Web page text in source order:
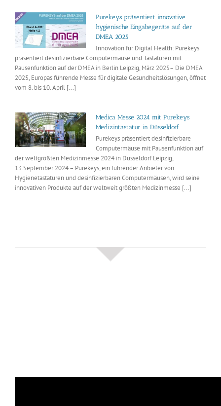
Purekeys präsentiert innovative
hygienische Eingabegeräte auf der
DMEA 2025
Innovation für Digital Health: Purekeys
präsentiert desinfizierbare Computermäuse und Tastaturen mit
Pausenfunktion auf der DMEA in Berlin Leipzig, März 2025– Die DMEA
2025, Europas führende Messe für digitale Gesundheitslösungen, öffnet
vom 8. bis 10. April [...]
Medica Messe 2024 mit Purekeys
Medizintastatur in Düsseldorf
Purekeys präsentiert desinfizierbare
Computermäuse mit Pausenfunktion auf
der weltgrößten Medizinmesse 2024 in Düsseldorf Leipzig,
13.September 2024 – Purekeys, ein führender Anbieter von
Hygienetastaturen und desinfizierbaren Computermäusen, wird seine
innovativen Produkte auf der weltweit größten Medizinmesse [...]